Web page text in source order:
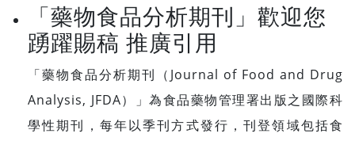
「藥物食品分析期刊」歡迎您
踴躍賜稿 推廣引用
「藥物食品分析期刊（Journal of Food and Drug
Analysis, JFDA）」為食品藥物管理署出版之國際科
學性期刊，每年以季刊方式發行，刊登領域包括食